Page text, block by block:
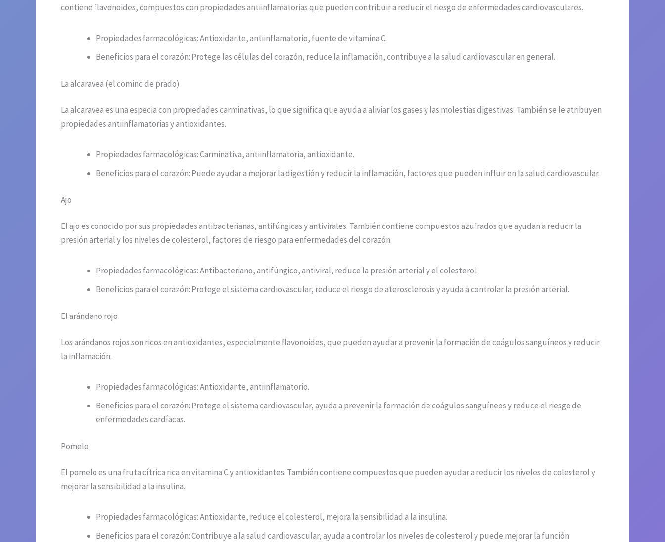
contiene flavonoides, compuestos con propiedades antiinflamatorias que pueden contribuir a reducir el riesgo de enfermedades cardiovasculares.
Propiedades farmacológicas: Antioxidante, antiinflamatorio, fuente de vitamina C.
Beneficios para el corazón: Protege las células del corazón, reduce la inflamación, contribuye a la salud cardiovascular en general.
La alcaravea (el comino de prado)
La alcaravea es una especia con propiedades carminativas, lo que significa que ayuda a aliviar los gases y las molestias digestivas. También se le atribuyen
propiedades antiinflamatorias y antioxidantes.
Propiedades farmacológicas: Carminativa, antiinflamatoria, antioxidante.
Beneficios para el corazón: Puede ayudar a mejorar la digestión y reducir la inflamación, factores que pueden influir en la salud cardiovascular.
Ajo
El ajo es conocido por sus propiedades antibacterianas, antifúngicas y antivirales. También contiene compuestos azufrados que ayudan a reducir la
presión arterial y los niveles de colesterol, factores de riesgo para enfermedades del corazón.
Propiedades farmacológicas: Antibacteriano, antifúngico, antiviral, reduce la presión arterial y el colesterol.
Beneficios para el corazón: Protege el sistema cardiovascular, reduce el riesgo de aterosclerosis y ayuda a controlar la presión arterial.
El arándano rojo
Los arándanos rojos son ricos en antioxidantes, especialmente flavonoides, que pueden ayudar a prevenir la formación de coágulos sanguíneos y reducir
la inflamación.
Propiedades farmacológicas: Antioxidante, antiinflamatorio.
Beneficios para el corazón: Protege el sistema cardiovascular, ayuda a prevenir la formación de coágulos sanguíneos y reduce el riesgo de
enfermedades cardíacas.
Pomelo
El pomelo es una fruta cítrica rica en vitamina C y antioxidantes. También contiene compuestos que pueden ayudar a reducir los niveles de colesterol y
mejorar la sensibilidad a la insulina.
Propiedades farmacológicas: Antioxidante, reduce el colesterol, mejora la sensibilidad a la insulina.
Beneficios para el corazón: Contribuye a la salud cardiovascular, ayuda a controlar los niveles de colesterol y puede mejorar la función